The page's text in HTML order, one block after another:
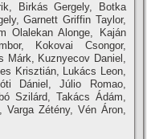
Birkás Gergely, Botka
Garnett Griffin Taylor,
Olalekan Alonge, Kaján
Kokovai Csongor,
Márk, Kuznyecov Daniel,
Krisztián, Lukács Leon,
Dániel, Júlio Romao,
Szilárd, Takács Ádám,
Zétény, Vén Áron,